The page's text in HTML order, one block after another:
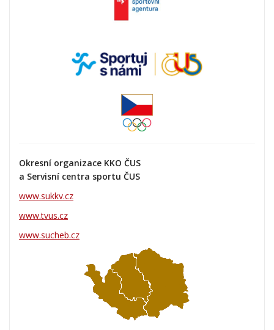
Okresní organizace KKO ČUS
a Servisní centra sportu ČUS
www.sukkv.cz
www.tvus.cz
www.sucheb.cz